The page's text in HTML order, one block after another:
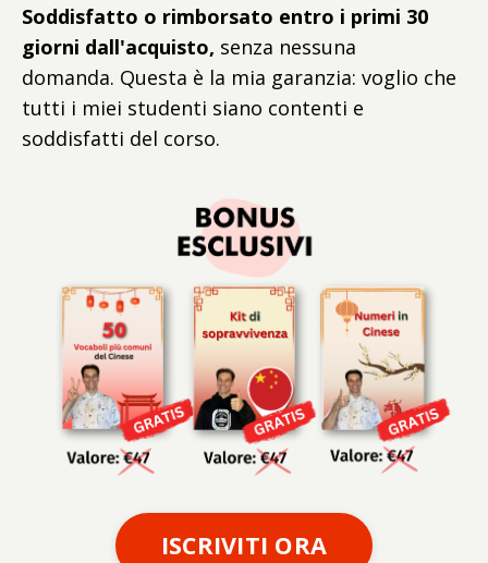
Soddisfatto o rimborsato entro i primi 30
giorni dall'acquisto, senza nessuna
domanda. Questa è la mia garanzia: voglio che
tutti i miei studenti siano contenti e
soddisfatti del corso.
ISCRIVITI ORA